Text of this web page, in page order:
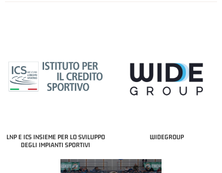
LNP E ICS INSIEME PER LO SVILUPPO
DEGLI IMPIANTI SPORTIVI
WIDEGROUP